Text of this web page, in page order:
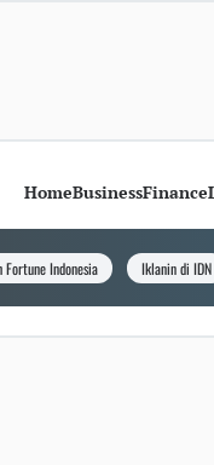
HomeBusinessFinance
Fortune Indonesia Iklanin di IDN